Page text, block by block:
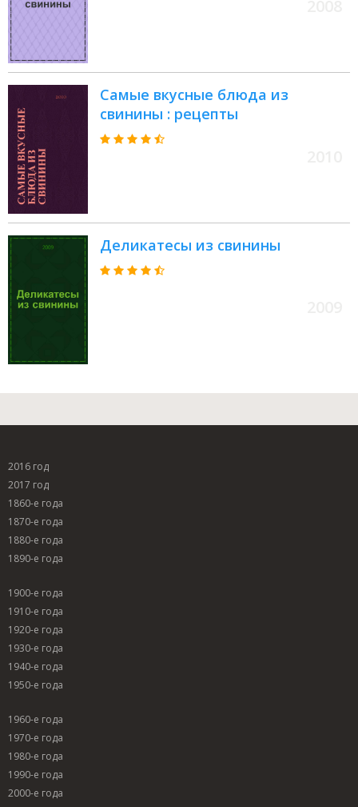
Самые вкусные блюда из
свинины : рецепты
Деликатесы из свинины
2016 год
2017 год
1860-е года
1870-е года
1880-е года
1890-е года
1900-е года
1910-е года
1920-е года
1930-е года
1940-е года
1950-е года
1960-е года
1970-е года
1980-е года
1990-е года
2000-е года